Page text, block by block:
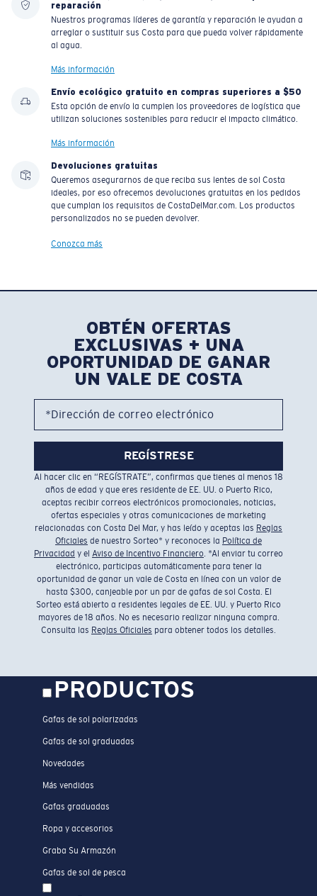
reparación
Nuestros programas líderes de garantía y reparación le ayudan a
arreglar o sustituir sus Costa para que pueda volver rápidamente
al agua.
Más información
Envío ecológico gratuito en compras superiores a $50
Esta opción de envío la cumplen los proveedores de logística que
utilizan soluciones sostenibles para reducir el impacto climático.
Más información
Devoluciones gratuitas
Queremos asegurarnos de que reciba sus lentes de sol Costa
ideales, por eso ofrecemos devoluciones gratuitas en los pedidos
que cumplan los requisitos de CostaDelMar.com. Los productos
personalizados no se pueden devolver.
Conozca más
OBTÉN OFERTAS
EXCLUSIVAS + UNA
OPORTUNIDAD DE GANAR
UN VALE DE COSTA
*Dirección de correo electrónico
REGÍSTRESE
Al hacer clic en “REGÍSTRATE”, confirmas que tienes al menos 18
años de edad y que eres residente de EE. UU. o Puerto Rico,
aceptas recibir correos electrónicos promocionales, noticias,
ofertas especiales y otras comunicaciones de marketing
relacionadas con Costa Del Mar, y has leído y aceptas las Reglas
Oficiales de nuestro Sorteo* y reconoces la Política de
Privacidad y el Aviso de Incentivo Financiero. *Al enviar tu correo
electrónico, participas automáticamente para tener la
oportunidad de ganar un vale de Costa en línea con un valor de
hasta $300, canjeable por un par de gafas de sol Costa. El
Sorteo está abierto a residentes legales de EE. UU. y Puerto Rico
mayores de 18 años. No es necesario realizar ninguna compra.
Consulta las Reglas Oficiales para obtener todos los detalles.
PRODUCTOS
Gafas de sol polarizadas
Gafas de sol graduadas
Novedades
Más vendidas
Gafas graduadas
Ropa y accesorios
Graba Su Armazón
Gafas de sol de pesca